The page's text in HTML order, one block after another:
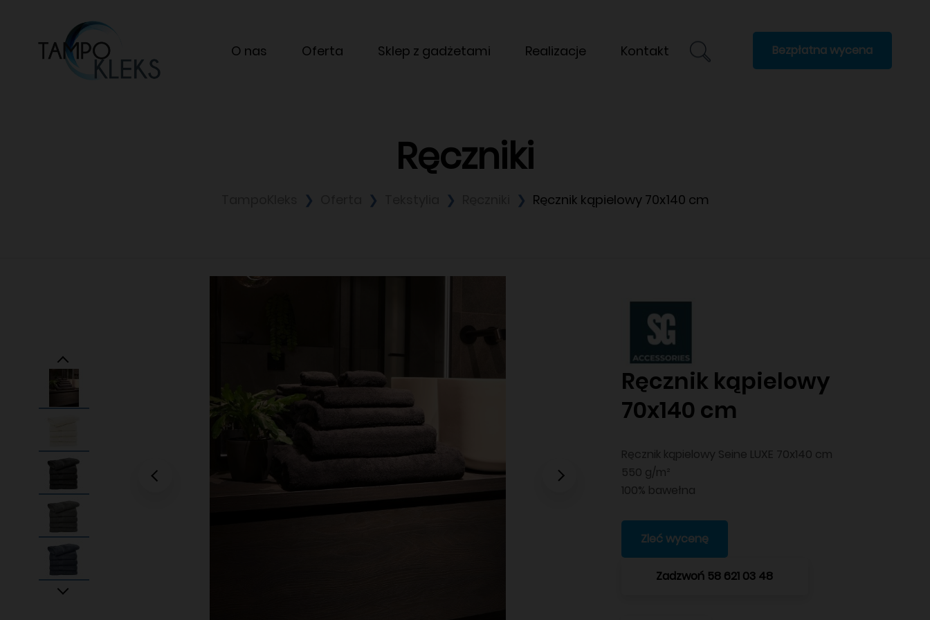
O nas Oferta Sklep z gadżetami Realizacje Kontakt Bezpłatna wycena
Ręczniki
Ręcznik kąpielowy 70x140 cm
Ręcznik kąpielowy
70x140 cm
Ręcznik kąpielowy Seine LUXE 70x140 cm
550 g/m²
100% bawełna
Zleć wycenę
Zadzwoń 58 621 03 48